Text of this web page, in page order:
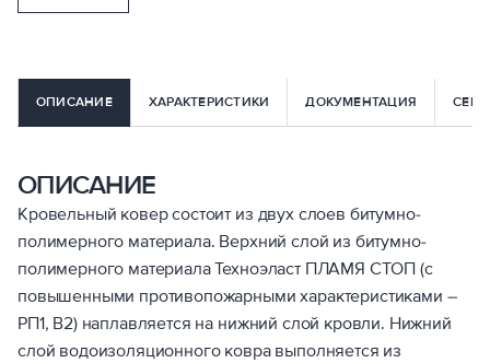
ОПИСАНИЕ ХАРАКТЕРИСТИКИ ДОКУМЕНТАЦИЯ
ОПИСАНИЕ
Кровельный ковер состоит из двух слоев битумно-
полимерного материала. Верхний слой из битумно-
полимерного материала Техноэласт ПЛАМЯ СТОП (с
повышенными противопожарными характеристиками –
РП1, В2) наплавляется на нижний слой кровли. Нижний
слой водоизоляционного ковра выполняется из